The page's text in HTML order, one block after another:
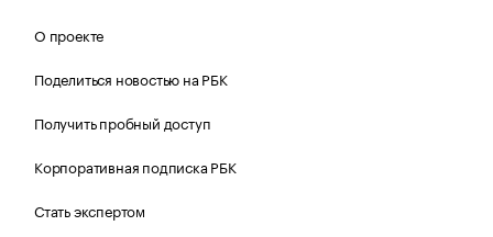
О проекте
Поделиться новостью на РБК
Получить пробный доступ
Корпоративная подписка РБК
Стать экспертом